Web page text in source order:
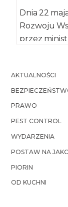
Dnia 22
Rozwoju
przez
AKTUALNOŚCI
PRAWO
PEST CONTROL
WYDARZENIA
POSTAW NA
PIORIN
OD KUCHNI